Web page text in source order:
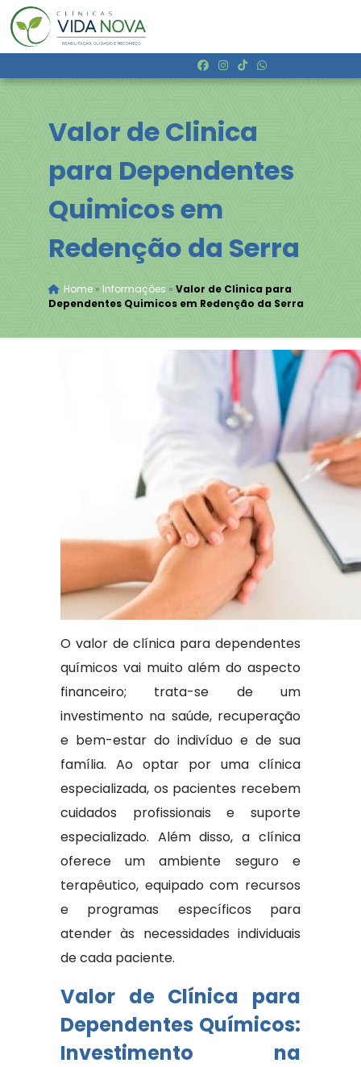
Valor de Clinica
para Dependentes
Quimicos em
Redenção da Serra
Home» Informações » Valor de Clinica para
Dependentes Quimicos em Redenção da Serra
O valor de clínica para dependentes
químicos vai muito além do aspecto
financeiro; trata-se de um
investimento na saúde, recuperação
e bem-estar do indivíduo e de sua
família. Ao optar por uma clínica
especializada, os pacientes recebem
cuidados profissionais e suporte
especializado. Além disso, a clínica
oferece um ambiente seguro e
terapêutico, equipado com recursos
e programas específicos para
atender às necessidades individuais
de cada paciente.
Valor de Clínica para
Dependentes Químicos:
Investimento na